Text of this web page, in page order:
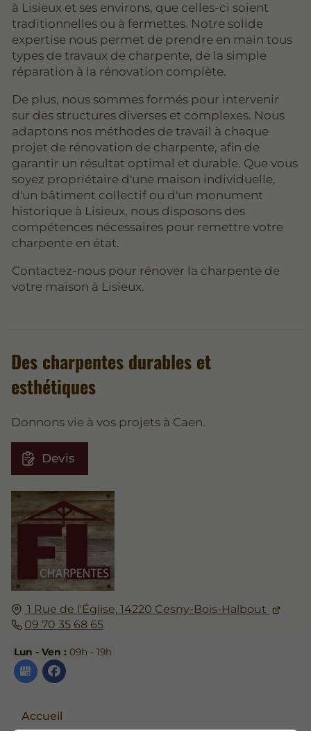
à Lisieux et ses environs, que celles-ci soient
traditionnelles ou à fermettes. Notre solide
expertise nous permet de prendre en main tous
types de travaux de charpente, de la simple
réparation à la rénovation complète.
De plus, nous sommes formés pour intervenir
sur des structures diverses et complexes. Nous
adaptons nos méthodes de travail à chaque
projet de rénovation de charpente, afin de
garantir un résultat optimal et durable. Que vous
soyez propriétaire d'une maison individuelle,
d'un bâtiment collectif ou d'un monument
historique à Lisieux, nous disposons des
compétences nécessaires pour remettre votre
charpente en état.
Contactez-nous pour rénover la charpente de
votre maison à Lisieux.
1 Rue de l'Église, 14220 Cesny-Bois-Halbout
09 70 35 68 65
Lun - Ven : 09h - 19h
Accueil
Des charpentes durables et
esthétiques
Donnons vie à vos projets à Caen.
Devis